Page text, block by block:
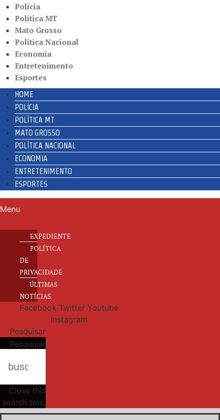
Polícia
Política MT
Mato Grosso
Política Nacional
Economia
Entretenimento
Esportes
HOME
POLÍCIA
POLÍTICA MT
MATO GROSSO
POLÍTICA NACIONAL
ECONOMIA
ENTRETENIMENTO
ESPORTES
Menu
EXPEDIENTE
POLÍTICA
DE
PRIVACIDADE
ÚLTIMAS
NOTÍCIAS
Facebook Twitter Youtube
Instagram
Pesquisar
Pesquisar
Close this
search box.